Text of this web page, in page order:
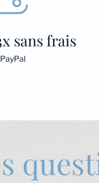
sans frais